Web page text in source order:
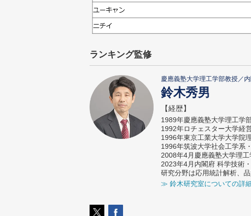
ランキング監修
慶應義塾大学理工学部教授／
鈴木秀男
【経歴】
1989年慶應義塾大学理工学
1992年ロチェスター大学経
1996年東京工業大学大学院
1996年筑波大学社会工学系
2008年4月慶應義塾大学理
2023年4月内閣府 科学技術
研究分野は応用統計解析、
≫ 鈴木研究室についての詳